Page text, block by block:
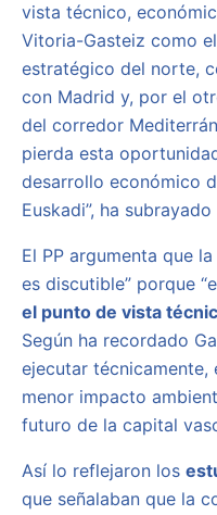
vista técnico,
Vitoria-Gasteiz como
estratégico del norte,
con Madrid y, por el
del corredor
pierda esta
desarrollo económico
Euskadi”, ha
El PP argumenta que
es discutible” porque
el punto de vista
Según ha recordado
ejecutar técnicamente,
menor impacto
futuro de la capital
Así lo reflejaron los
que señalaban que la